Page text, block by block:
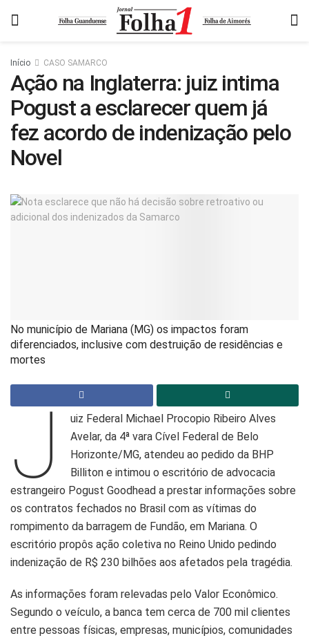
Início CASO SAMARCO
Ação na Inglaterra: juiz intima
Pogust a esclarecer quem já
fez acordo de indenização pelo
Novel
No município de Mariana (MG) os impactos foram
diferenciados, inclusive com destruição de residências e
mortes
J
uiz Federal Michael Procopio Ribeiro Alves
Avelar, da 4ª vara Cível Federal de Belo
Horizonte/MG, atendeu ao pedido da BHP
Billiton e intimou o escritório de advocacia
estrangeiro Pogust Goodhead a prestar informações sobre
os contratos fechados no Brasil com as vítimas do
rompimento da barragem de Fundão, em Mariana. O
escritório propôs ação coletiva no Reino Unido pedindo
indenização de R$ 230 bilhões aos afetados pela tragédia.
As informações foram relevadas pelo Valor Econômico.
Segundo o veículo, a banca tem cerca de 700 mil clientes
entre pessoas físicas, empresas, municípios, comunidades